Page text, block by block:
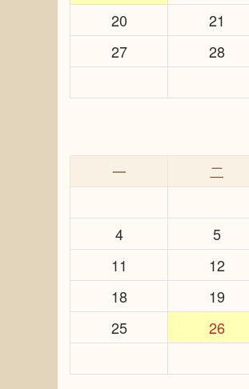
20
21
27
28
一
二
4
5
11
12
18
19
25
26